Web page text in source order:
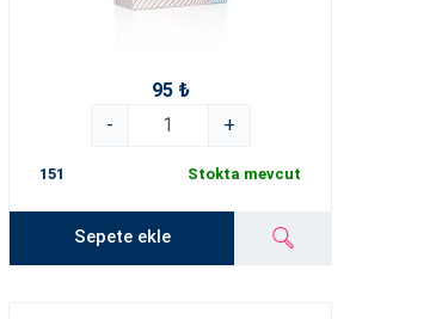
95 ₺
-
+
151 Stokta mevcut
Sepete ekle